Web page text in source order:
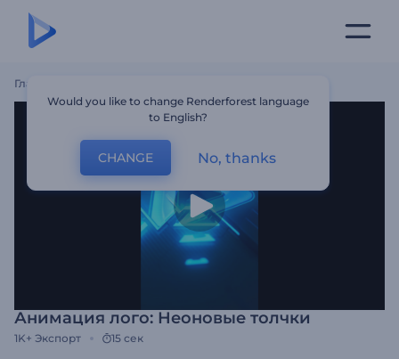
Главная
Анимация лого: Неоновые толчки
1K+ Экспорт 15 сек
Would you like to change Renderforest language
to English?
CHANGE No, thanks